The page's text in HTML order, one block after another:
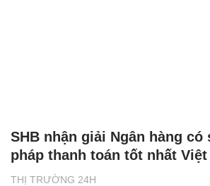
THỊ TRƯỜNG 24H
SHB nhận giải Ngân hàng có
pháp thanh toán tốt nhất Việt